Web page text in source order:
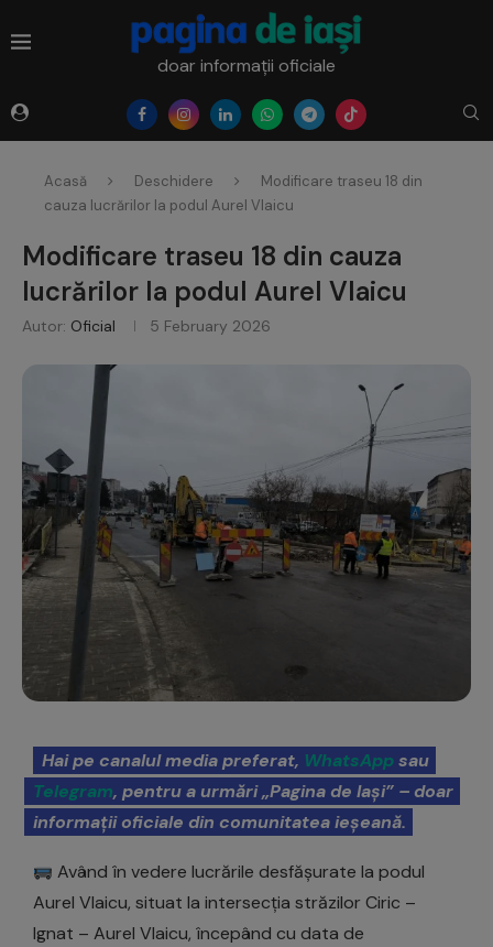
doar informații oficiale
Acasă Deschidere
Modificare traseu 18 din
cauza lucrărilor la podul Aurel Vlaicu
Modificare traseu 18 din cauza
lucrărilor la podul Aurel Vlaicu
Autor: Oficial 5 February 2026
Hai pe canalul media preferat, WhatsAppsau
Telegram, pentru a urmări „Pagina de Iași” – doar
informații oficiale din comunitatea ieșeană.
Având în vedere lucrările desfășurate la podul
Aurel Vlaicu, situat la intersecția străzilor Ciric –
Ignat – Aurel Vlaicu, începând cu data de